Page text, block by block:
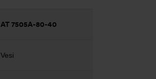
AT 7505A-80-40
Vesi